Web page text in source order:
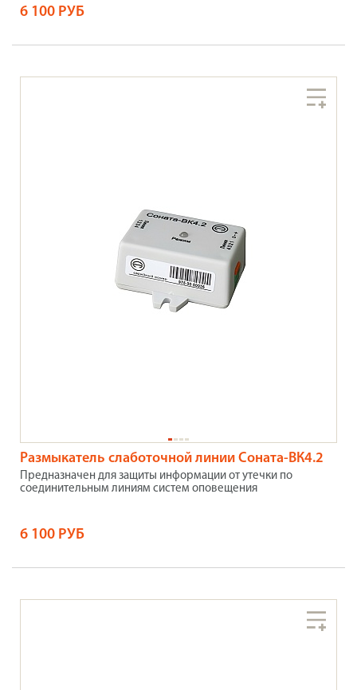
6 100 РУБ
Размыкатель слаботочной линии Соната-ВК4.2
Предназначен для защиты информации от утечки по
соединительным линиям систем оповещения
6 100 РУБ